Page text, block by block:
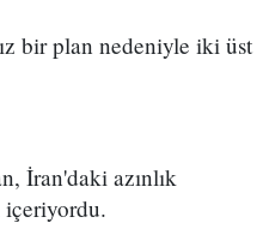
bir plan nedeniyle iki üst
İran'daki azınlık
içeriyordu.